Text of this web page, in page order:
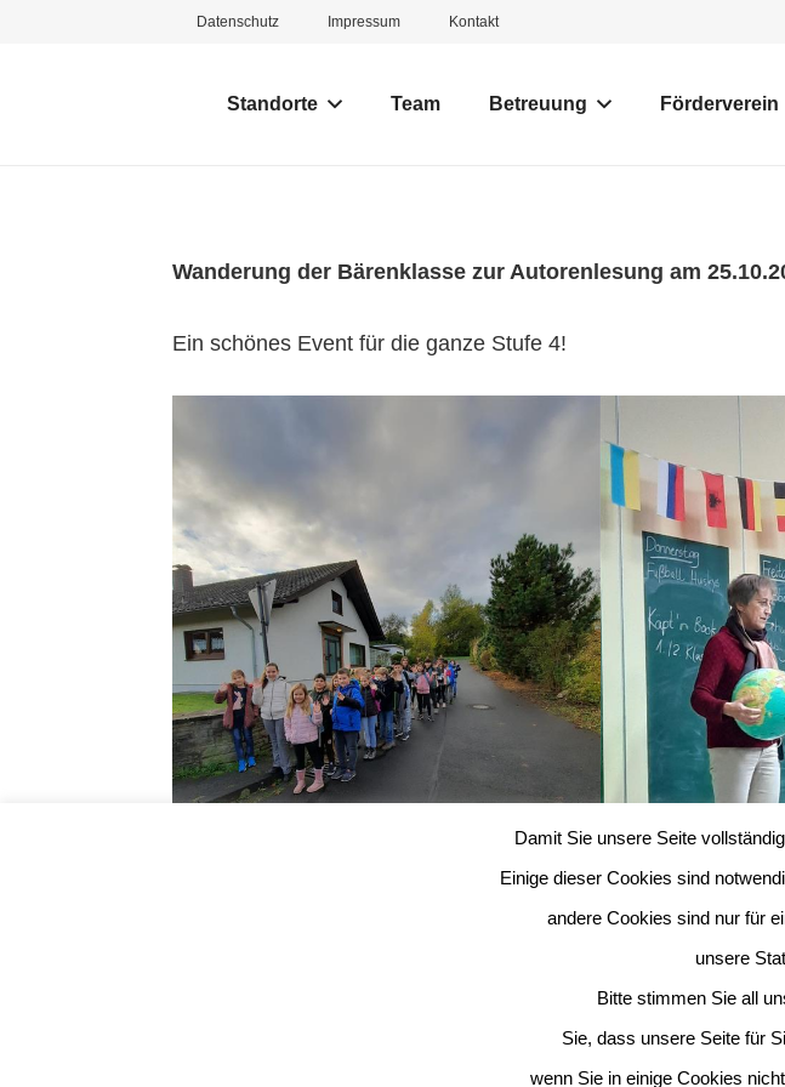
Datenschutz Impressum Kontakt
Standorte Team Betreuung Förderverein
Wanderung der Bärenklasse zur Autorenlesung am
Ein schönes Event für die ganze Stufe 4!
Damit Sie unsere Seite
Einige dieser Cookies sind
andere Cookies sind nur für
unsere
Bitte stimmen Sie all
Sie, dass unsere Seite für
wenn Sie in einige Cookies